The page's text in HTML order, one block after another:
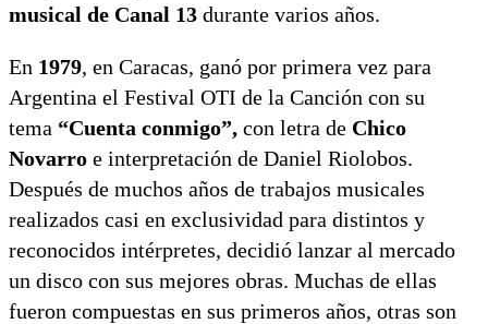
musical de Canal 13 durante varios años.
En 1979, en Caracas, ganó por primera vez para
Argentina el Festival OTI de la Canción con su
tema “Cuenta conmigo”, con letra de Chico
Novarro e interpretación de Daniel Riolobos.
Después de muchos años de trabajos musicales
realizados casi en exclusividad para distintos y
reconocidos intérpretes, decidió lanzar al mercado
un disco con sus mejores obras. Muchas de ellas
fueron compuestas en sus primeros años, otras son